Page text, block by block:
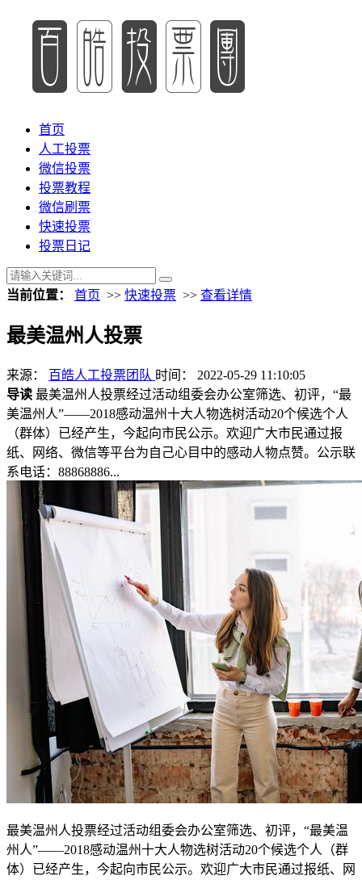
首页
人工投票
微信投票
投票教程
微信刷票
快速投票
投票日记
当前位置： 首页 >> 快速投票 >> 查看详情
最美温州人投票
来源： 百皓人工投票团队 时间： 2022-05-29 11:10:05
导读 最美温州人投票经过活动组委会办公室筛选、初评，“最
美温州人”——2018感动温州十大人物选树活动20个候选个人
（群体）已经产生，今起向市民公示。欢迎广大市民通过报
纸、网络、微信等平台为自己心目中的感动人物点赞。公示联
系电话：88868886...
最美温州人投票经过活动组委会办公室筛选、初评，“最美温
州人”——2018感动温州十大人物选树活动20个候选个人（群
体）已经产生，今起向市民公示。欢迎广大市民通过报纸、网